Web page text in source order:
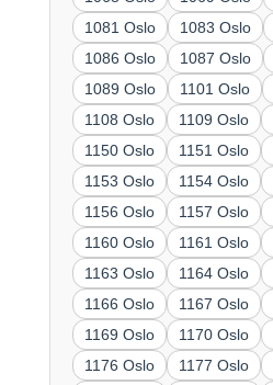
1081 Oslo
1083 Oslo
1086 Oslo
1087 Oslo
1089 Oslo
1101 Oslo
1108 Oslo
1109 Oslo
1150 Oslo
1151 Oslo
1153 Oslo
1154 Oslo
1156 Oslo
1157 Oslo
1160 Oslo
1161 Oslo
1163 Oslo
1164 Oslo
1166 Oslo
1167 Oslo
1169 Oslo
1170 Oslo
1176 Oslo
1177 Oslo